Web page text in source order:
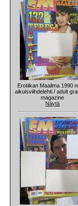
Erotiikan Maailma 1990
aikuisviihdelehti / adult
magazine
Näytä